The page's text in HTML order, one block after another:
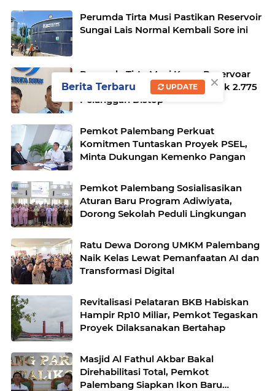
Perumda Tirta Musi Pastikan Reservoir
Sungai Lais Normal Kembali Sore ini
Perumda Tirta Musi Kuras Reservoar
IPA Sungai Lais, Aliran Air Untuk 2.775
Pelanggan Distop
Pemkot Palembang Perkuat
Komitmen Tuntaskan Proyek PSEL,
Minta Dukungan Kemenko Pangan
Pemkot Palembang Sosialisasikan
Aturan Baru Program Adiwiyata,
Dorong Sekolah Peduli Lingkungan
Ratu Dewa Dorong UMKM Palembang
Naik Kelas Lewat Pemanfaatan AI dan
Transformasi Digital
Revitalisasi Pelataran BKB Habiskan
Hampir Rp10 Miliar, Pemkot Tegaskan
Proyek Dilaksanakan Bertahap
Masjid Al Fathul Akbar Bakal
Direhabilitasi Total, Pemkot
Palembang Siapkan Ikon Baru
×
Berita Terbaru UPDATE